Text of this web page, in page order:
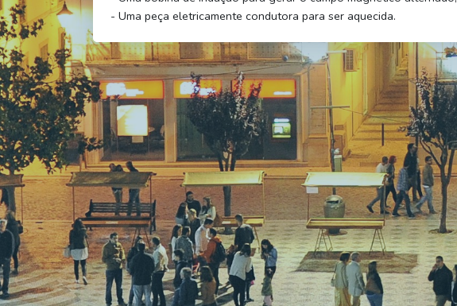
- Uma peça eletricamente condutora para ser aquecida.